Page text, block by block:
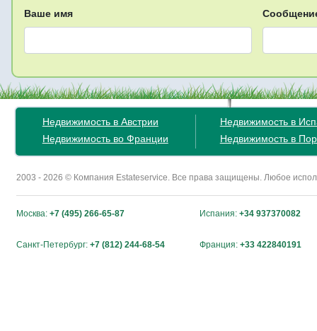
Ваше имя
Недвижимость в Австрии
Недвижимость во Франции
Недвижимость в
Недвижимость в
2003 - 2026 © Компания Estateservice. Все права защищены. Любое
Москва: +7 (495) 266-65-87 Испания: +34 937370082
Санкт-Петербург: +7 (812) 244-68-54 Франция: +33 422840191